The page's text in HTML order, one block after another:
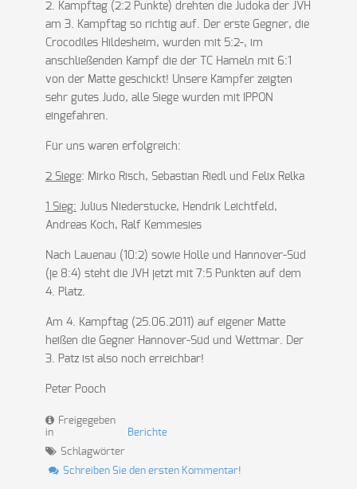
2. Kampftag (2:2 Punkte) drehten die Judoka der JVH
am 3. Kampftag so richtig auf. Der erste Gegner, die
Crocodiles Hildesheim, wurden mit 5:2-, im
anschließenden Kampf die der TC Hameln mit 6:1
von der Matte geschickt! Unsere Kämpfer zeigten
sehr gutes Judo, alle Siege wurden mit IPPON
eingefahren.
Für uns waren erfolgreich:
2 Siege: Mirko Risch, Sebastian Riedl und Felix Relka
1 Sieg: Julius Niederstucke, Hendrik Leichtfeld,
Andreas Koch, Ralf Kemmesies
Nach Lauenau (10:2) sowie Holle und Hannover-Süd
(je 8:4) steht die JVH jetzt mit 7:5 Punkten auf dem
4. Platz.
Am 4. Kampftag (25.06.2011) auf eigener Matte
heißen die Gegner Hannover-Süd und Wettmar. Der
3. Patz ist also noch erreichbar!
Peter Pooch
Freigegeben
in
Berichte
Schlagwörter
Schreiben Sie den ersten Kommentar!